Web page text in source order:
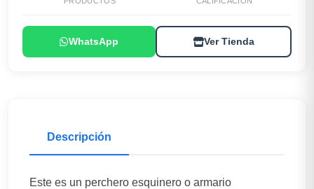
WhatsApp Ver Tienda
Descripción
Este es un perchero esquinero o armario